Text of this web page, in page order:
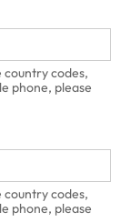
codes,
phone, please
codes,
phone, please